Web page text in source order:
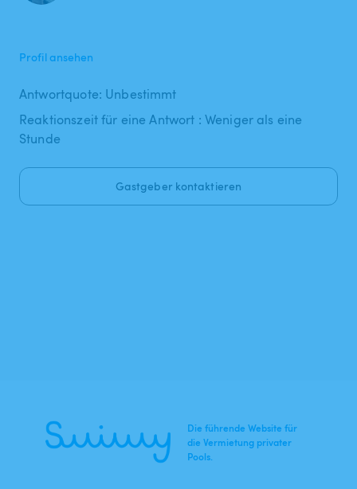
Profil ansehen
Antwortquote: Unbestimmt
Reaktionszeit für eine Antwort : Weniger als eine
Stunde
Gastgeber kontaktieren
Die führende Website für
die Vermietung privater
Pools.